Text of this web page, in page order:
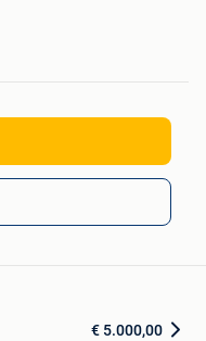
€ 5.000,00